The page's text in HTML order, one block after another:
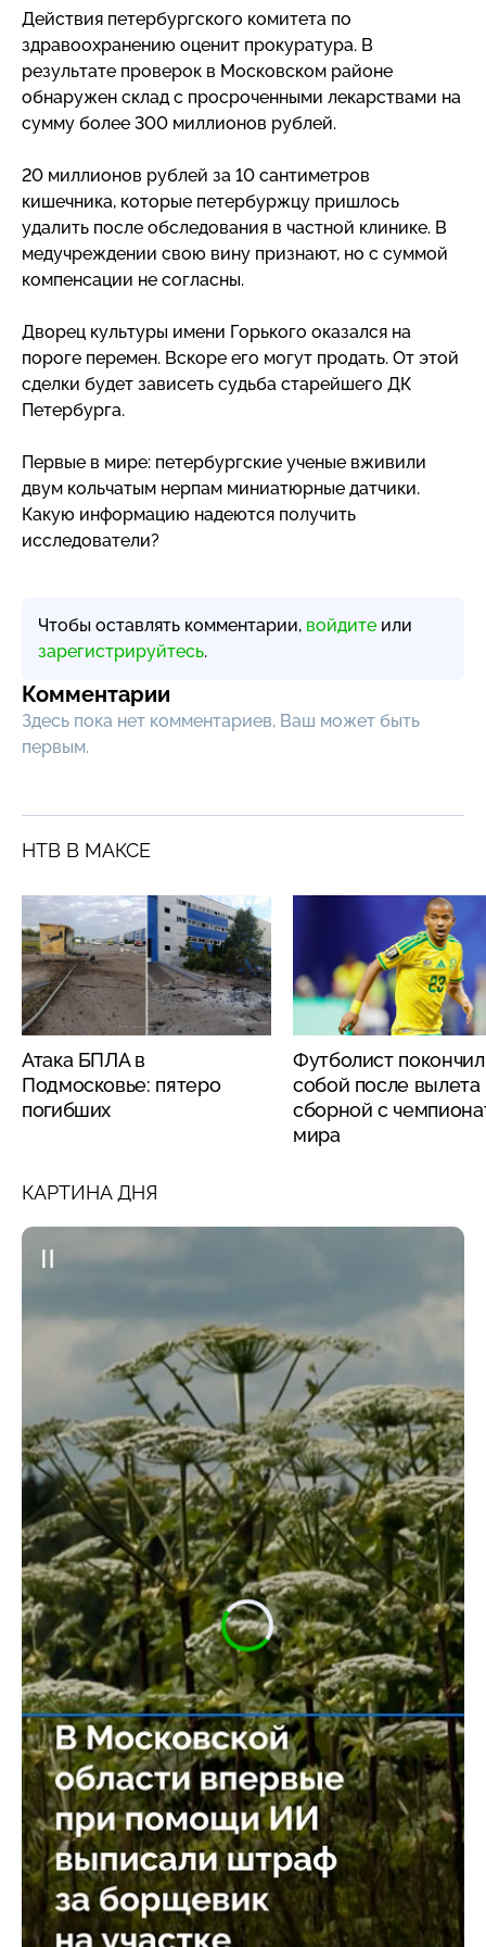
Действия петербургского комитета по
здравоохранению оценит прокуратура. В
результате проверок в Московском районе
обнаружен склад с просроченными лекарствами на
сумму более 300 миллионов рублей.
20 миллионов рублей за 10 сантиметров
кишечника, которые петербуржцу пришлось
удалить после обследования в частной клинике. В
медучреждении свою вину признают, но с суммой
компенсации не согласны.
Дворец культуры имени Горького оказался на
пороге перемен. Вскоре его могут продать. От этой
сделки будет зависеть судьба старейшего ДК
Петербурга.
Первые в мире: петербургские ученые вживили
двум кольчатым нерпам миниатюрные датчики.
Какую информацию надеются получить
исследователи?
Чтобы оставлять комментарии, войдите или
зарегистрируйтесь.
Комментарии
Здесь пока нет комментариев, Ваш может быть
первым.
НТВ В МАКСЕ
Атака БПЛА в
Подмосковье: пятеро
погибших
Футболист
собой после вылета
сборной с
мира
КАРТИНА ДНЯ